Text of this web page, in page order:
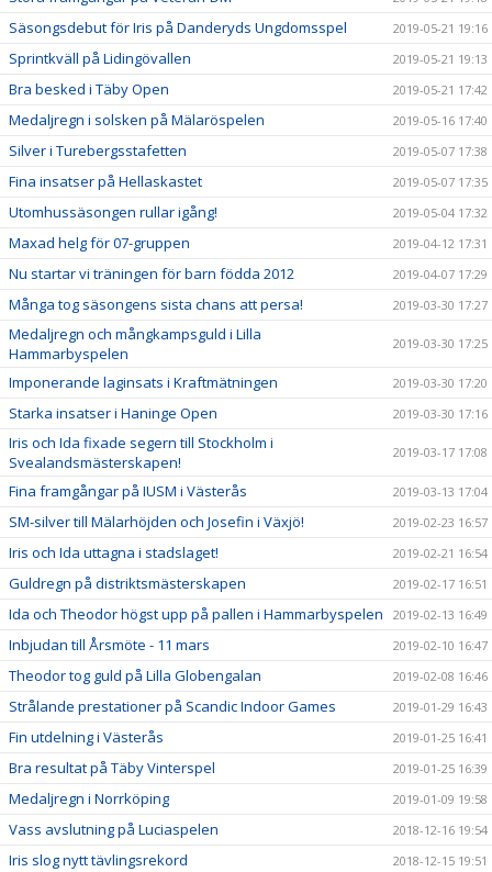
Säsongsdebut för Iris på Danderyds Ungdomsspel 2019-05-21 19:16
Sprintkväll på Lidingövallen 2019-05-21 19:13
Bra besked i Täby Open 2019-05-21 17:42
Medaljregn i solsken på Mälaröspelen 2019-05-16 17:40
Silver i Turebergsstafetten 2019-05-07 17:38
Fina insatser på Hellaskastet 2019-05-07 17:35
Utomhussäsongen rullar igång! 2019-05-04 17:32
Maxad helg för 07-gruppen 2019-04-12 17:31
Nu startar vi träningen för barn födda 2012 2019-04-07 17:29
Många tog säsongens sista chans att persa! 2019-03-30 17:27
Medaljregn och mångkampsguld i Lilla
Hammarbyspelen
2019-03-30 17:25
Imponerande laginsats i Kraftmätningen 2019-03-30 17:20
Starka insatser i Haninge Open 2019-03-30 17:16
Iris och Ida fixade segern till Stockholm i
Svealandsmästerskapen!
2019-03-17 17:08
Fina framgångar på IUSM i Västerås 2019-03-13 17:04
SM-silver till Mälarhöjden och Josefin i Växjö! 2019-02-23 16:57
Iris och Ida uttagna i stadslaget! 2019-02-21 16:54
Guldregn på distriktsmästerskapen 2019-02-17 16:51
Ida och Theodor högst upp på pallen i Hammarbyspelen 2019-02-13 16:49
Inbjudan till Årsmöte - 11 mars 2019-02-10 16:47
Theodor tog guld på Lilla Globengalan 2019-02-08 16:46
Strålande prestationer på Scandic Indoor Games 2019-01-29 16:43
Fin utdelning i Västerås 2019-01-25 16:41
Bra resultat på Täby Vinterspel 2019-01-25 16:39
Medaljregn i Norrköping 2019-01-09 19:58
Vass avslutning på Luciaspelen 2018-12-16 19:54
Iris slog nytt tävlingsrekord 2018-12-15 19:51